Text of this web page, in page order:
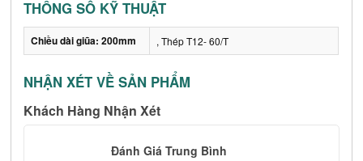
THÔNG SỐ KỸ THUẬT
Chiều dài giũa: 200mm , Thép T12- 60/T
NHẬN XÉT VỀ SẢN PHẨM
Khách Hàng Nhận Xét
Đánh Giá Trung Bình